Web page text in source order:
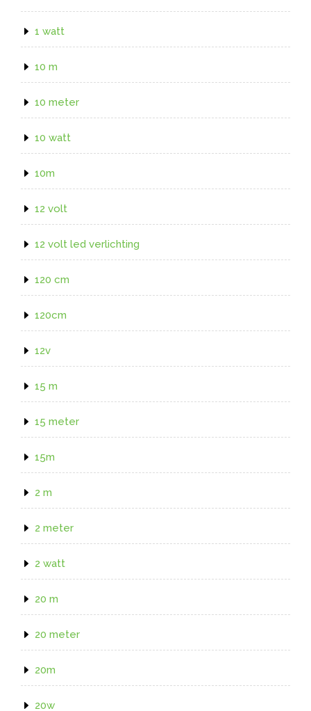
1 watt
10 m
10 meter
10 watt
10m
12 volt
12 volt led verlichting
120 cm
120cm
12v
15 m
15 meter
15m
2 m
2 meter
2 watt
20 m
20 meter
20m
20w